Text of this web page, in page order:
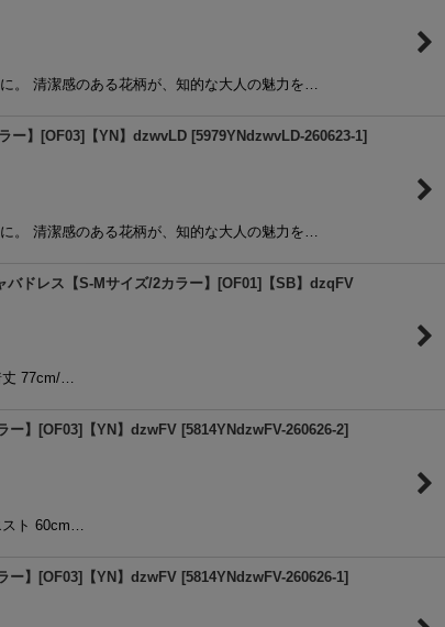
。 清潔感のある花柄が、知的な大人の魅力を…
ー】[OF03]【YN】dzwvLD [5979YNdzwvLD-260623-1]
。 清潔感のある花柄が、知的な大人の魅力を…
バドレス【S-Mサイズ/2カラー】[OF01]【SB】dzqFV
丈 77cm/…
ー】[OF03]【YN】dzwFV [5814YNdzwFV-260626-2]
ト 60cm…
ー】[OF03]【YN】dzwFV [5814YNdzwFV-260626-1]